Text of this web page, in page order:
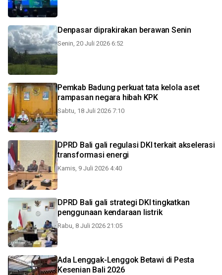
Denpasar diprakirakan berawan Senin
Senin, 20 Juli 2026 6:52
Pemkab Badung perkuat tata kelola aset
rampasan negara hibah KPK
Sabtu, 18 Juli 2026 7:10
DPRD Bali gali regulasi DKI terkait akselerasi
transformasi energi
Kamis, 9 Juli 2026 4:40
DPRD Bali gali strategi DKI tingkatkan
penggunaan kendaraan listrik
Rabu, 8 Juli 2026 21:05
Ada Lenggak-Lenggok Betawi di Pesta
Kesenian Bali 2026